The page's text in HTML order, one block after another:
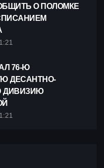
О ПОЛОМКЕ
76-Ю
ДЕСАНТНО-
ДИВИЗИЮ